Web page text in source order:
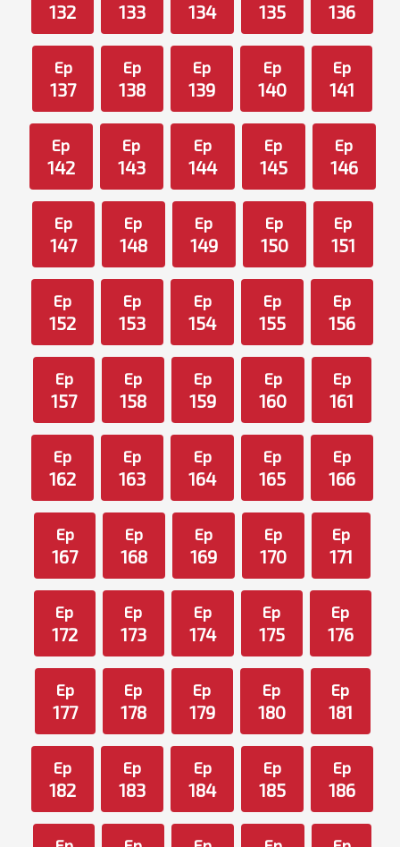
132 133 134 135 136
Ep
137
Ep
138
Ep
139
Ep
140
Ep
141
Ep
142
Ep
143
Ep
144
Ep
145
Ep
146
Ep
147
Ep
148
Ep
149
Ep
150
Ep
151
Ep
152
Ep
153
Ep
154
Ep
155
Ep
156
Ep
157
Ep
158
Ep
159
Ep
160
Ep
161
Ep
162
Ep
163
Ep
164
Ep
165
Ep
166
Ep
167
Ep
168
Ep
169
Ep
170
Ep
171
Ep
172
Ep
173
Ep
174
Ep
175
Ep
176
Ep
177
Ep
178
Ep
179
Ep
180
Ep
181
Ep
182
Ep
183
Ep
184
Ep
185
Ep
186